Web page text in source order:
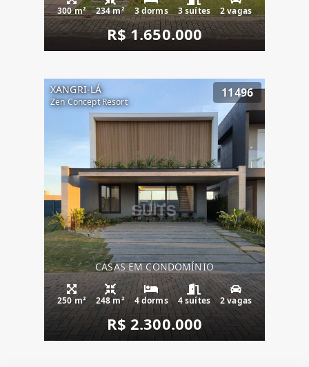
300 m² 234 m² 3 dorms 3 suítes 2 vagas
R$ 1.650.000
XANGRI-LÁ
Zen Concept Resort
11496
CASAS EM CONDOMÍNIO
250 m² 248 m² 4 dorms 4 suítes 2 vagas
R$ 2.300.000